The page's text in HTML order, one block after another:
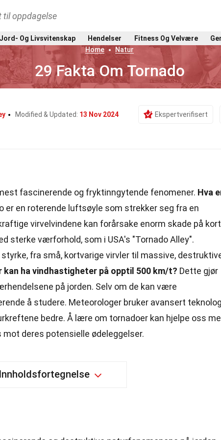
til oppdagelse
Jord- Og Livsvitenskap Hendelser Fitness Og Velvære
Home
Natur
29 Fakta Om Tornado
Modified & Updated: 13 Nov 2024 Ekspertverifisert
fascinerende og fryktinngytende fenomener. Hva
er en roterende luftsøyle som strekker seg fra en
virvelvindene kan forårsake enorm skade på kort
sterke værforhold, som i USA's "Tornado Alley".
fra små, kortvarige virvler til massive,
ha vindhastigheter på opptil 500 km/t? Dette gjør
på jorden. Selv om de kan være
å studere. Meteorologer bruker avansert
bedre. Å lære om tornadoer kan hjelpe oss
deres potensielle ødeleggelser.
Innholdsfortegnelse